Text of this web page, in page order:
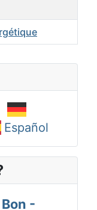
Español
-